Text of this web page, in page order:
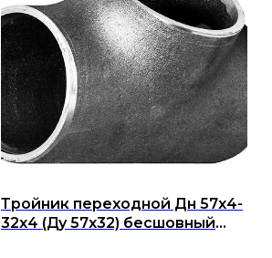
Тройник переходной Дн 57х4-
32х4 (Ду 57х32) бесшовный